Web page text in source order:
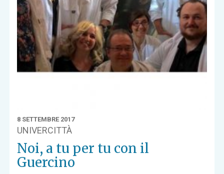
8 SETTEMBRE 2017
UNIVERCITTÀ
Noi, a tu per tu con il
Guercino